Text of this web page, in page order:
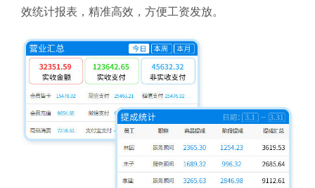
效统计报表，精准高效，方便工资发放。